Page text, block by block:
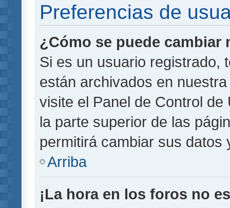
Preferencias de
¿Cómo se puede
Si es un usuario registrado,
están archivados en
visite el Panel de Control
la parte superior de las
permitirá cambiar sus datos
Arriba
¡La hora en los foros no